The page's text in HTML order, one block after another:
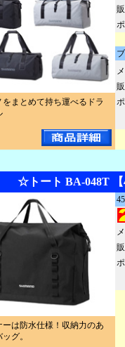
をまとめて持ち運べるドラ
☆トート BA-048T 【
ーは防水仕様！収納力のあ
グ。